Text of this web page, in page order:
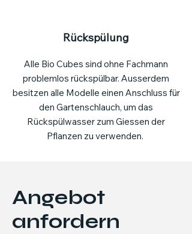
Rückspülung
Alle Bio Cubes sind ohne Fachmann
problemlos rückspülbar. Ausserdem
besitzen alle Modelle einen Anschluss für
den Gartenschlauch, um das
Rückspülwasser zum Giessen der
Pflanzen zu verwenden.
Angebot
anfordern